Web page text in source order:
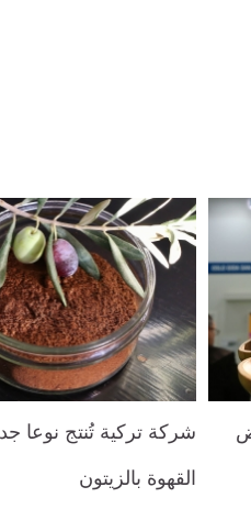
شركة تركية تُنتج نوعا
القهوة بالزيتون